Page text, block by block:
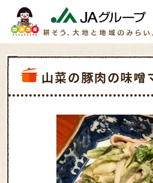
山菜の豚肉の味噌